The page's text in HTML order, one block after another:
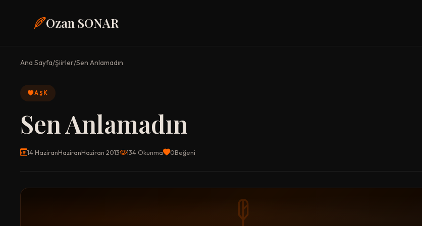
Ozan SONAR
Ana Sayfa/Şiirler/Sen Anlamadın
AŞK
Sen Anlamadın
14 HaziranHaziranHaziran 2013 134 Okunma 0Beğeni